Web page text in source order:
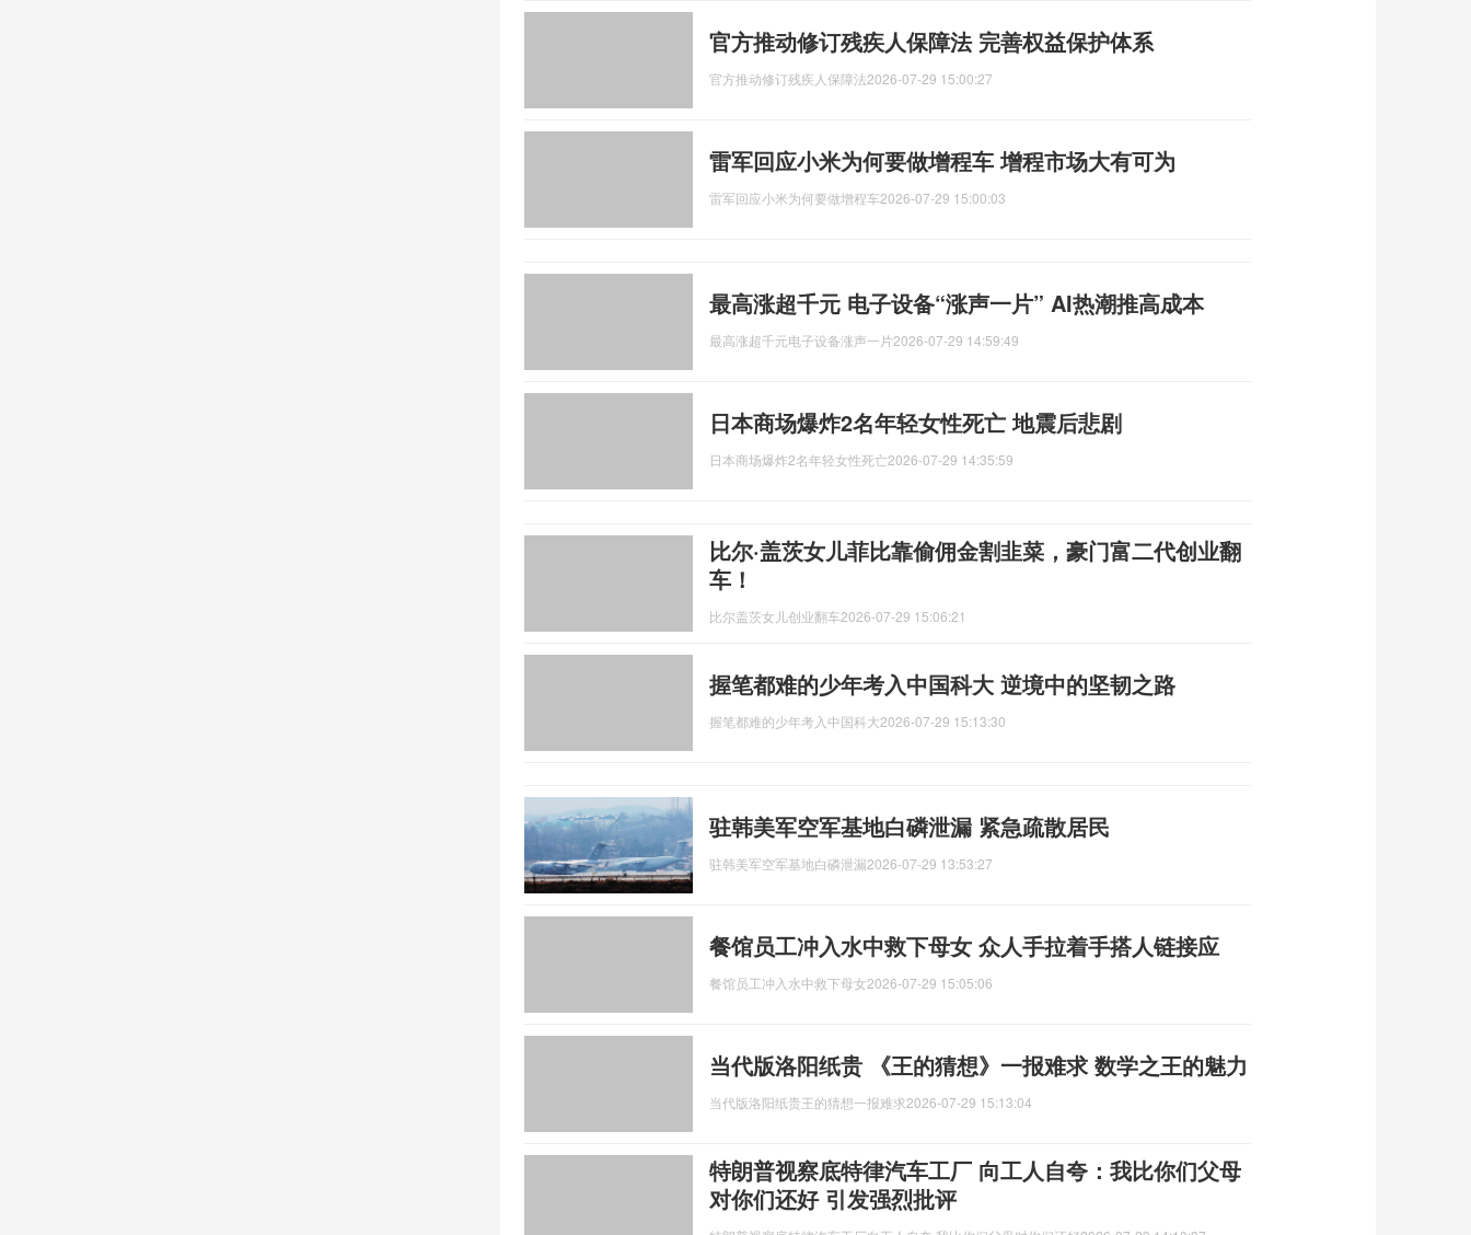
官方推动修订残疾人保障法 完善权益保护体系
官方推动修订残疾人保障法2026-07-29 15:00:27
雷军回应小米为何要做增程车 增程市场大有可为
雷军回应小米为何要做增程车2026-07-29 15:00:03
最高涨超千元 电子设备“涨声一片” AI热潮推高成本
最高涨超千元电子设备涨声一片2026-07-29 14:59:49
日本商场爆炸2名年轻女性死亡 地震后悲剧
日本商场爆炸2名年轻女性死亡2026-07-29 14:35:59
比尔·盖茨女儿菲比靠偷佣金割韭菜，豪门富二代创业翻
车！
比尔盖茨女儿创业翻车2026-07-29 15:06:21
握笔都难的少年考入中国科大 逆境中的坚韧之路
握笔都难的少年考入中国科大2026-07-29 15:13:30
驻韩美军空军基地白磷泄漏 紧急疏散居民
驻韩美军空军基地白磷泄漏2026-07-29 13:53:27
餐馆员工冲入水中救下母女 众人手拉着手搭人链接应
餐馆员工冲入水中救下母女2026-07-29 15:05:06
当代版洛阳纸贵 《王的猜想》一报难求 数学之王的魅力
当代版洛阳纸贵王的猜想一报难求2026-07-29 15:13:04
特朗普视察底特律汽车工厂 向工人自夸：我比你们父母
对你们还好 引发强烈批评